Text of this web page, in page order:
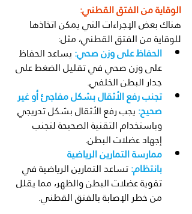
الوقاية من الفتق القطني:
هناك بعض الإجراءات التي يمكن اتخاذها
للوقاية من الفتق القطني، مثل:
الحفاظ على وزن صحي: يساعد الحفاظ
على وزن صحي في تقليل الضغط على
جدار البطن الخلفي.
تجنب رفع الأثقال بشكل مفاجئ أو غير
صحيح: يجب رفع الأثقال بشكل تدريجي
وباستخدام التقنية الصحيحة لتجنب
إجهاد عضلات البطن.
ممارسة التمارين الرياضية
بانتظام:تساعد التمارين الرياضية في
تقوية عضلات البطن والظهر، مما يقلل
من خطر الإصابة بالفتق القطني.